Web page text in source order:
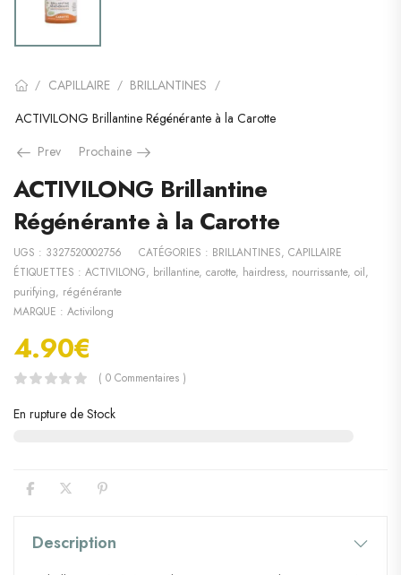
/ CAPILLAIRE / BRILLANTINES /
ACTIVILONG Brillantine Régénérante à la Carotte
Prev
Prochaine
ACTIVILONG Brillantine
Régénérante à la Carotte
UGS : 3327520002756 CATÉGORIES : BRILLANTINES, CAPILLAIRE
ÉTIQUETTES : ACTIVILONG, brillantine, carotte, hairdress, nourrissante, oil,
purifying, régénérante
MARQUE : Activilong
4.90€
( 0 Commentaires )
En rupture de Stock
Description